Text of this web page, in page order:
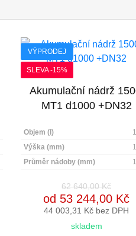
VÝPRODEJ
SLEVA -15%
Akumulační nádrž
MT1 d1000 +DN32
Objem (l)
Výška (mm)
Průměr nádoby (mm)
62 640,00 Kč
od 53 244,00 Kč
44 003,31 Kč bez DPH
skladem